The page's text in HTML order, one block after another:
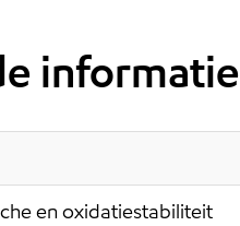
informatie
en oxidatiestabiliteit